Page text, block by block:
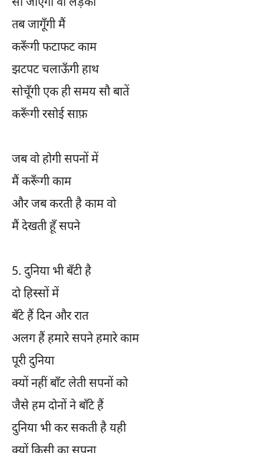
सो जाएगी वो लड़की
तब जागूँगी मैं
करूँगी फटाफट काम
झटपट चलाऊँगी हाथ
सोचूँगी एक ही समय सौ बातें
करूँगी रसोई साफ़
जब वो होगी सपनों में
मैं करूँगी काम
और जब करती है काम वो
मैं देखती हूँ सपने
5. दुनिया भी बँटी है
दो हिस्सों में
बँटे हैं दिन और रात
अलग हैं हमारे सपने हमारे काम
पूरी दुनिया
क्यों नहीं बाँट लेती सपनों को
जैसे हम दोनों ने बाँटे हैं
दुनिया भी कर सकती है यही